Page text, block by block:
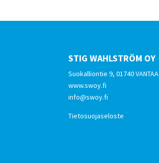
STIG WAHLSTRÖM OY
Suokalliontie 9, 01740 VANTAA
www.swoy.fi
info@swoy.fi
Tietosuojaseloste